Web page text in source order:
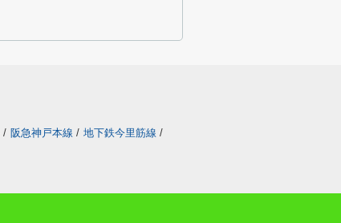
/ 阪急神戸本線 / 地下鉄今里筋線 /